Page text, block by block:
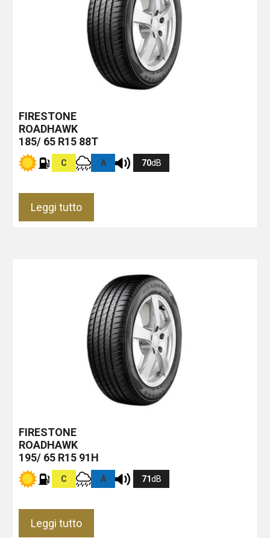
FIRESTONE
ROADHAWK
185/ 65 R15 88T
C A 70dB
Leggi tutto
FIRESTONE
ROADHAWK
195/ 65 R15 91H
C A 71dB
Leggi tutto